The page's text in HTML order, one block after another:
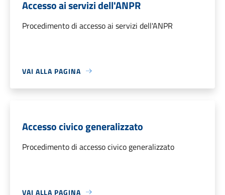
Accesso ai servizi dell'ANPR
Procedimento di accesso ai servizi dell'ANPR
VAI ALLA PAGINA
Accesso civico generalizzato
Procedimento di accesso civico generalizzato
VAI ALLA PAGINA